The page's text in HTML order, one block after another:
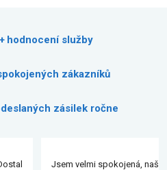
hodnocení služby
zákazníků
zásilek ročne
Jsem velmi spokojená, naše